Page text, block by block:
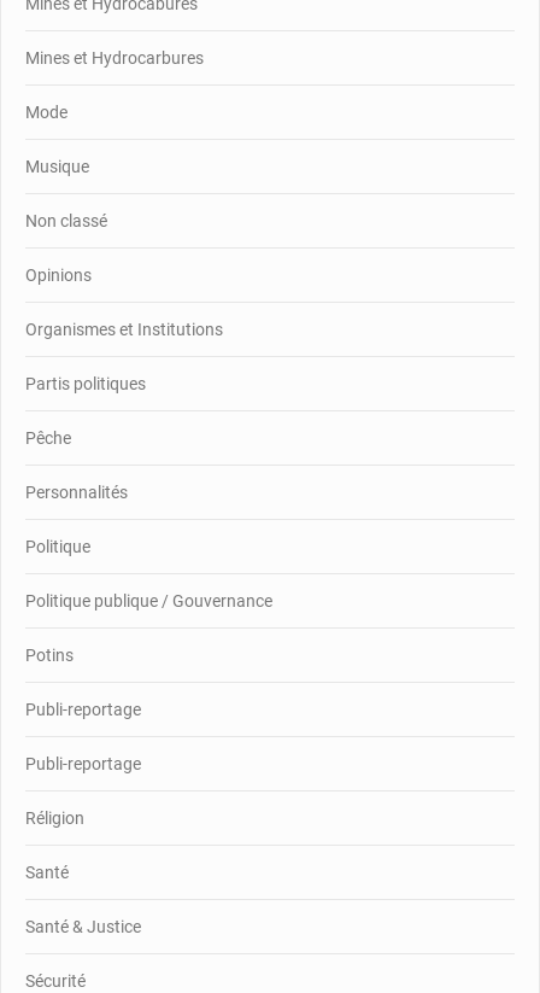
Mines et Hydrocarbures
Mode
Musique
Non classé
Opinions
Organismes et Institutions
Partis politiques
Pêche
Personnalités
Politique
Politique publique / Gouvernance
Potins
Publi-reportage
Publi-reportage
Réligion
Santé
Santé & Justice
Sécurité